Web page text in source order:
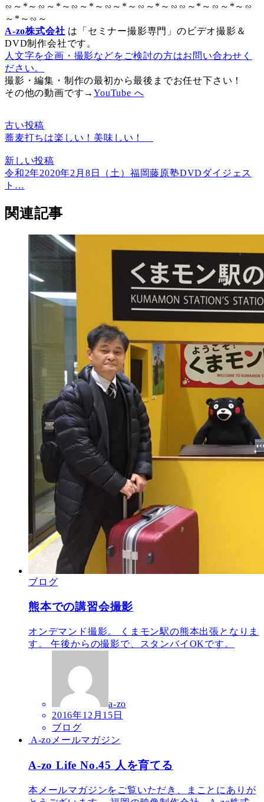
∽～*～∽～*～∽～*～∽～*～∽～*～∽∽～*～∽～*～∽
～*～∽～
A-zo株式会社 は「セミナー撮影専門」のビデオ撮影＆
DVD制作会社です。
人文字を企画・撮影などをご検討の方はお問い合わせく
ださい。
撮影・編集・制作の最初から最後までお任せ下さい！
その他の動画です→YouTube へ
古い投稿
蕎麦打ちは楽しい！美味しい！
新しい投稿
令和2年2020年2月8日（土）福岡藤原塾DVDダイジェス
ト…
関連記事
ブログ
熊本での講習会撮影
オンデマンド撮影。 くまモン駅の熊本出張となりま
す。 午後からの撮影で、スタンバイOKです。
a-zo
2016年12月15日
ブログ
A-zoメールマガジン
A-zo Life No.45 人を育てる
本メールマガジンをご覧いただき、まことにありが